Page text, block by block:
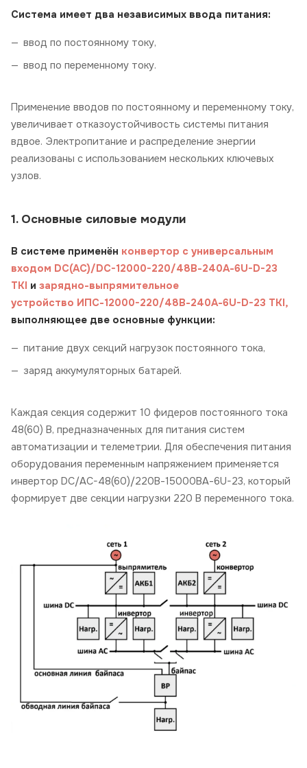
Система имеет два независимых ввода питания:
ввод по постоянному току,
ввод по переменному току.
Применение вводов по постоянному и переменному току,
увеличивает отказоустойчивость системы питания
вдвое. Электропитание и распределение энергии
реализованы с использованием нескольких ключевых
узлов.
1. Основные силовые модули
В системе применён конвертор с универсальным
входом DC(AC)/DC-12000-220/48В-240А-6U-D-23
TKI и зарядно-выпрямительное
устройство ИПС-12000-220/48В-240А-6U-D-23 TKI ,
выполняющее две основные функции:
питание двух секций нагрузок постоянного тока,
заряд аккумуляторных батарей.
Каждая секция содержит 10 фидеров постоянного тока
48(60) В, предназначенных для питания систем
автоматизации и телеметрии. Для обеспечения питания
оборудования переменным напряжением применяется
инвертор DC/AC-48(60)/220В-15000ВА-6U-23, который
формирует две секции нагрузки 220 В переменного тока.